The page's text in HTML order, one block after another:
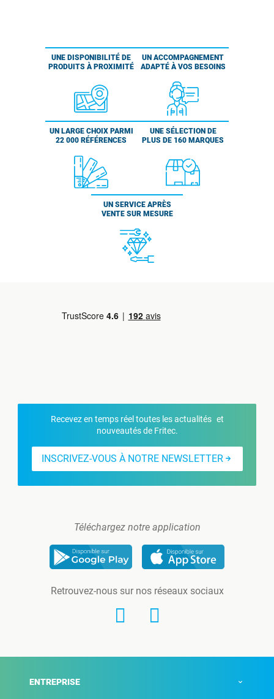
UNE DISPONIBILITÉ DE
PRODUITS À PROXIMITÉ
UN ACCOMPAGNEMENT
ADAPTÉ À VOS BESOINS
UN LARGE CHOIX PARMI
22 000 RÉFÉRENCES
UNE SÉLECTION DE
PLUS DE 160 MARQUES
UN SERVICE APRÈS
VENTE SUR MESURE
Recevez en temps réel toutes les actualités et
nouveautés de Fritec.
INSCRIVEZ-VOUS À NOTRE NEWSLETTER
Téléchargez notre application
Retrouvez-nous sur nos réseaux sociaux
ENTREPRISE